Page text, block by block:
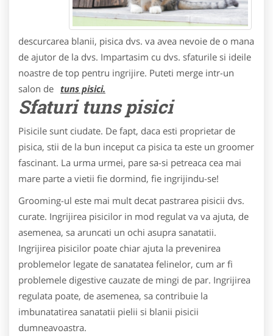
descurcarea blanii, pisica dvs. va avea nevoie de o mana
de ajutor de la dvs. Impartasim cu dvs. sfaturile si ideile
noastre de top pentru ingrijire. Puteti merge intr-un
salon de tuns pisici.
Sfaturi tuns pisici
Pisicile sunt ciudate. De fapt, daca esti proprietar de
pisica, stii de la bun inceput ca pisica ta este un groomer
fascinant. La urma urmei, pare sa-si petreaca cea mai
mare parte a vietii fie dormind, fie ingrijindu-se!
Grooming-ul este mai mult decat pastrarea pisicii dvs.
curate. Ingrijirea pisicilor in mod regulat va va ajuta, de
asemenea, sa aruncati un ochi asupra sanatatii.
Ingrijirea pisicilor poate chiar ajuta la prevenirea
problemelor legate de sanatatea felinelor, cum ar fi
problemele digestive cauzate de mingi de par. Ingrijirea
regulata poate, de asemenea, sa contribuie la
imbunatatirea sanatatii pielii si blanii pisicii
dumneavoastra.